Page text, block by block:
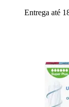
Entrega até